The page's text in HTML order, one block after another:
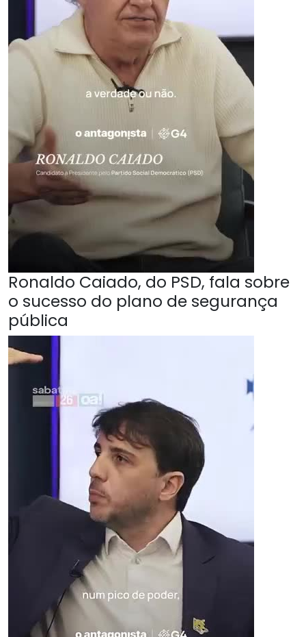
Ronaldo Caiado, do PSD, fala sobre
o sucesso do plano de segurança
pública